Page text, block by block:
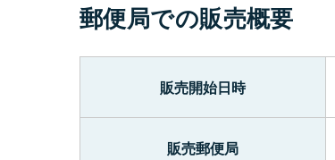
郵便局での販売概要
販売開始日時
販売郵便局